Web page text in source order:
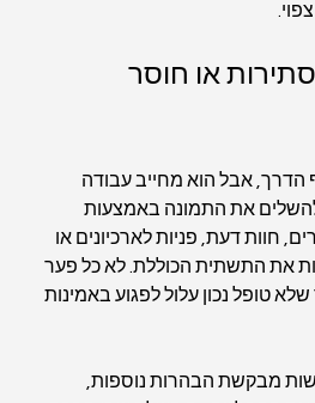
או חוסר
הדרך, אבל הוא מחייב עבודה
את התמונה באמצעות
חוות דעת, פניות לארכיונים או
את התשתית הכוללת. לא כל פער
טופל נכון עלול לפגוע באמינות
מבקשת הבהרות נוספות,